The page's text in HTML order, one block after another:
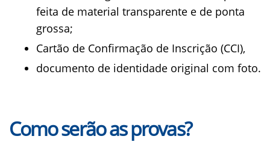
feita de material transparente e de ponta
grossa;
Cartão de Confirmação de Inscrição (CCI),
documento de identidade original com foto.
Como serão as provas?